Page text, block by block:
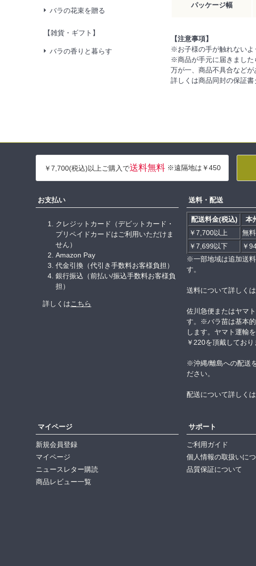
バラの花束を贈る
【雑貨・ギフト】
バラの香りと暮らす
パッケージ幅
【注意事項】
※お子様の手が触れないよ
※商品が手元に届きました
万が一、商品不具合などが
詳しくは商品同封の保証書
￥7,700(税込)以上ご購入で送料無料※遠隔地は￥450
お支払い
クレジットカード（デビットカード・
プリペイドカードはご利用いただけま
せん）
Amazon Pay
代金引換（代引き手数料お客様負担）
銀行振込（前払い/振込手数料お客様負
担）
詳しくはこちら
送料・配送
配送料金(税込) 本
￥7,700以上
無料
￥7,699以下
￥
※一部地域は追加送
す。
送料について詳しくは
佐川急便またはヤマ
す。※バラ苗は基本
します。ヤマト運輸
￥220を頂戴しており
※沖縄/離島への配送
ださい。
配送について詳しくは
マイページ
新規会員登録
マイページ
ニュースレター購読
商品レビュー一覧
サポート
ご利用ガイド
個人情報の取扱いに
品質保証について